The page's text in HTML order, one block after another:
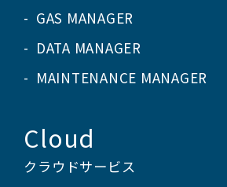
GAS MANAGER
DATA MANAGER
MAINTENANCE MANAGER
Cloud
クラウドサービス